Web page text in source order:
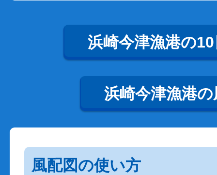
浜崎今津漁港の
浜崎今津漁港の
風配図の使い方